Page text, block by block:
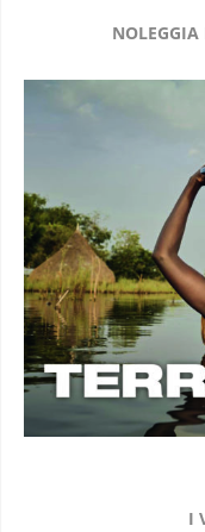
NOLEGGIA
I